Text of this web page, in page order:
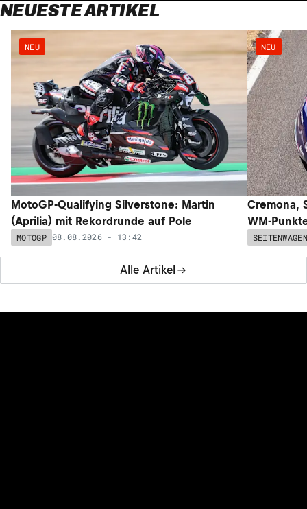
NEUESTE ARTIKEL
Alle Artikel
NEU
MotoGP-Qualifying Silverstone: Martin
(Aprilia) mit Rekordrunde auf Pole
MOTOGP 08.08.2026 - 13:42
NEU
Cremona,
WM-
SEITENWAGEN